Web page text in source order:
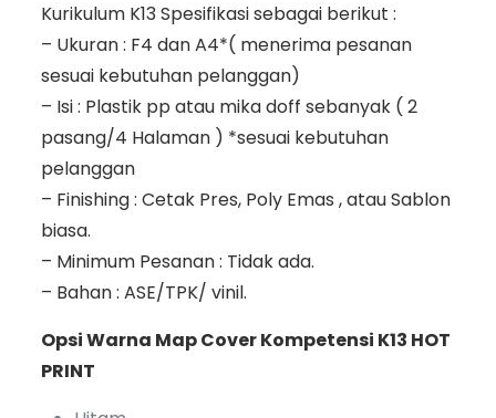
Kurikulum K13 Spesifikasi sebagai berikut :
– Ukuran : F4 dan A4*( menerima pesanan
sesuai kebutuhan pelanggan)
– Isi : Plastik pp atau mika doff sebanyak ( 2
pasang/4 Halaman ) *sesuai kebutuhan
pelanggan
– Finishing : Cetak Pres, Poly Emas , atau Sablon
biasa.
– Minimum Pesanan : Tidak ada.
– Bahan : ASE/TPK/ vinil.
Opsi Warna Map Cover Kompetensi K13 HOT
PRINT